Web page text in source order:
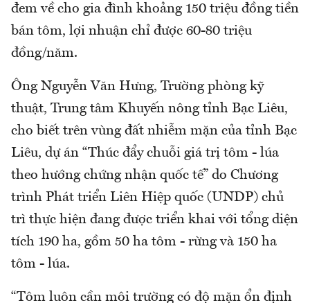
đem về cho gia đình khoảng 150 triệu đồng tiền
bán tôm, lợi nhuận chỉ được 60-80 triệu
đồng/năm.
Ông Nguyễn Văn Hưng, Trường phòng kỹ
thuật, Trung tâm Khuyến nông tỉnh Bạc Liêu,
cho biết trên vùng đất nhiễm mặn của tỉnh Bạc
Liêu, dự án “Thúc đẩy chuỗi giá trị tôm - lúa
theo hướng chứng nhận quốc tế” do Chương
trình Phát triển Liên Hiệp quốc (UNDP) chủ
trì thực hiện đang được triển khai với tổng diện
tích 190 ha, gồm 50 ha tôm - rừng và 150 ha
tôm - lúa.
“Tôm luôn cần môi trường có độ mặn ổn định